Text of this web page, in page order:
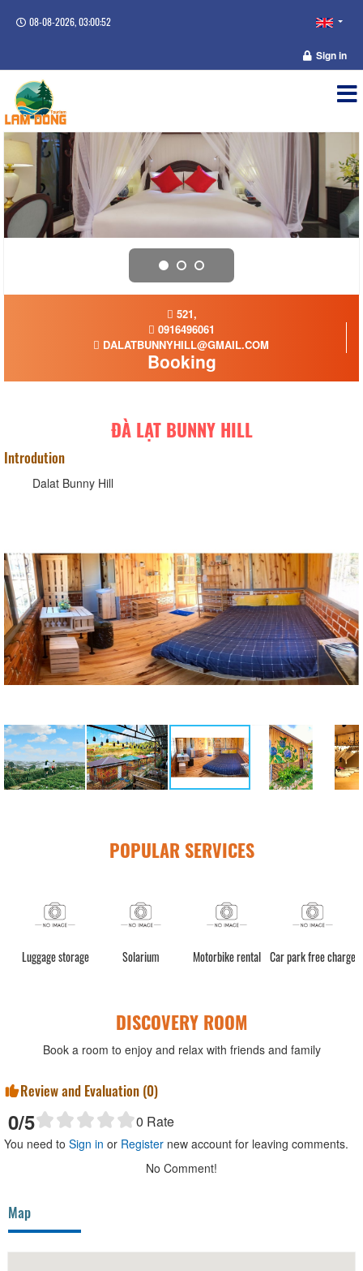
08-08-2026, 03:00:52
Sign in
521,
0916496061
DALATBUNNYHILL@GMAIL.COM
Booking
ĐÀ LẠT BUNNY HILL
Introdution
Dalat Bunny Hill
POPULAR SERVICES
Luggage storage Solarium Motorbike rental Car park free charge
DISCOVERY ROOM
Book a room to enjoy and relax with friends and family
Review and Evaluation (0)
0/5 0 Rate
You need to Sign in or Register new account for leaving comments.
No Comment!
Map